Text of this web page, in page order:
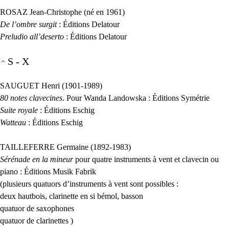
ROSAZ Jean-Christophe (né en 1961)
De l’ombre surgit: Éditions Delatour
Preludio all’deserto : Éditions Delatour
S - X
SAUGUET Henri (1901-1989)
80 notes clavecines. Pour Wanda Landowska : Éditions Symétrie
Suite royale : Éditions Eschig
Watteau : Éditions Eschig
TAILLEFERRE Germaine (1892-1983)
Sérénade en la mineurpour quatre instruments à vent et clavecin ou
piano : Éditions Musik Fabrik
(plusieurs quatuors d’instruments à vent sont possibles :
deux hautbois, clarinette en si bémol, basson
quatuor de saxophones
quatuor de clarinettes )